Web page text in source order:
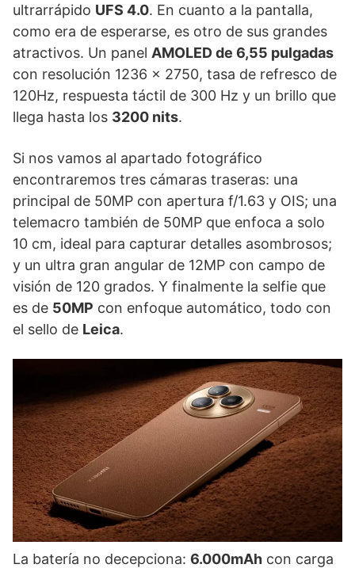
ultrarrápido UFS 4.0. En cuanto a la pantalla,
como era de esperarse, es otro de sus grandes
atractivos. Un panel AMOLED de 6,55 pulgadas
con resolución 1236 x 2750, tasa de refresco de
120Hz, respuesta táctil de 300 Hz y un brillo que
llega hasta los 3200 nits.
Si nos vamos al apartado fotográfico
encontraremos tres cámaras traseras: una
principal de 50MP con apertura f/1.63 y OIS; una
telemacro también de 50MP que enfoca a solo
10 cm, ideal para capturar detalles asombrosos;
y un ultra gran angular de 12MP con campo de
visión de 120 grados. Y finalmente la selfie que
es de 50MP con enfoque automático, todo con
el sello de Leica.
La batería no decepciona: 6.000mAh con carga